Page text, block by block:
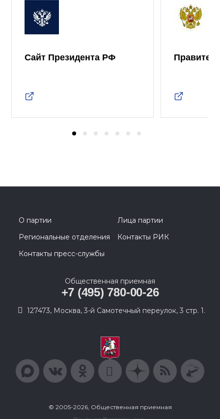
Сайт Президента РФ
О партии
Лица партии
Региональные отделения
Контакты РИК
Контакты пресс-службы
Общественная приемная
+7 (495) 780-00-26
127473, Москва, 3-й Самотечный переулок, 3 стр. 1.
© 2005-2026, Общественная приемная